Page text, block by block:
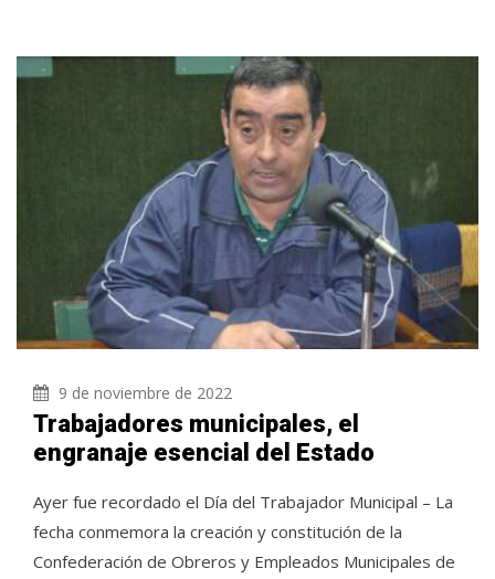
9 de noviembre de 2022
Trabajadores municipales, el
engranaje esencial del Estado
Ayer fue recordado el Día del Trabajador Municipal – La
fecha conmemora la creación y constitución de la
Confederación de Obreros y Empleados Municipales de